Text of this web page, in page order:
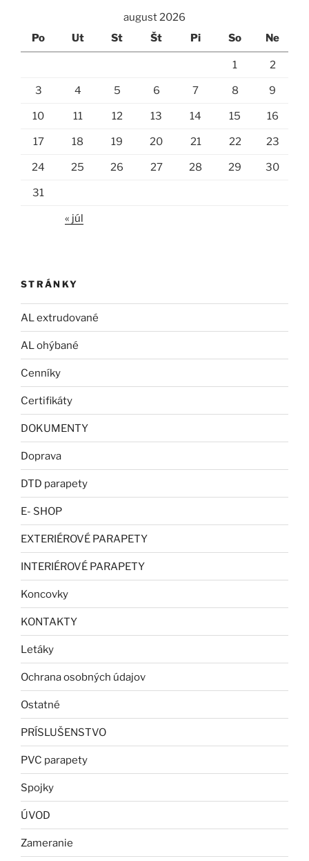
august 2026
Po
Ut St Št Pi So Ne
1 2
3 4 5 6 7 8 9
10 11 12 13 14 15 16
17 18 19 20 21 22 23
24 25 26 27 28 29 30
31
« júl
STRÁNKY
AL extrudované
AL ohýbané
Cenníky
Certifikáty
DOKUMENTY
Doprava
DTD parapety
E- SHOP
EXTERIÉROVÉ PARAPETY
INTERIÉROVÉ PARAPETY
Koncovky
KONTAKTY
Letáky
Ochrana osobných údajov
Ostatné
PRÍSLUŠENSTVO
PVC parapety
Spojky
ÚVOD
Zameranie